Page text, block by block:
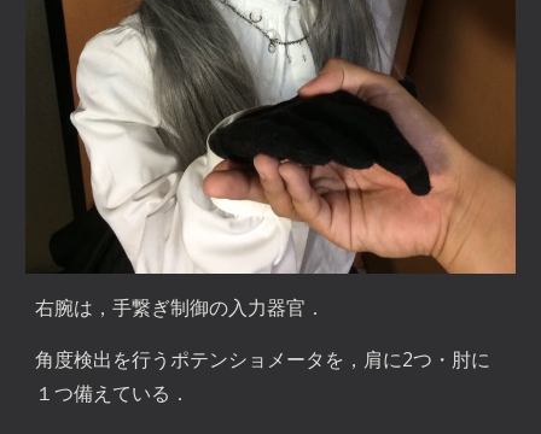
右腕は，手繋ぎ制御の入力器官．
角度検出を行うポテンショメータを，肩に2つ・肘に
１つ備えている．